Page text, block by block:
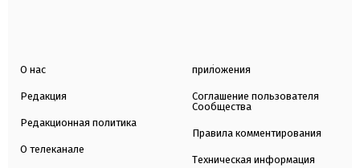
О нас
Редакция
Редакционная политика
О телеканале
приложения
Соглашение пользователя
Сообщества
Правила комментирования
Техническая информация